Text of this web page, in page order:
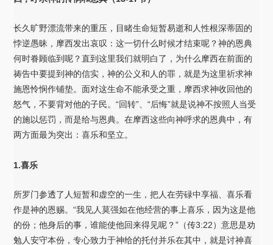
长久旷野漂流带来的重压，目睹生命短暂易逝和人性根深蒂固的
悖逆愚昧，摩西发出哀叹：这一切什么时候才结束呢？神的恩典
何时眷顾临到呢？直到这里我们就明白了，为什么摩西在前面的
祷告中要提到神的信实，神的公义和人的罪，就是为这里祈求神
施恩怜悯作铺垫。面对这生命不能承受之重，摩西求神收回他的
怒气，不要背对他的子民。“回转”、“后悔”就是说神不按照人当受
的施以惩罚，而是给与恩典。在摩西这些向神呼求的恩典中，有
两方面最为突出：喜乐和坚立。
1.喜乐
所罗门参透了人短暂和虚空的一生，把人在劳碌中享福、喜乐看
作是神的恩赐。“我见人莫强如在他经营的事上喜乐，因为这是他
的份；他身后的事，谁能使他回来得见呢？”（传3:22）意思是劝
勉人安守本份，专心致力于神给的托付并乐在其中，就是讨神喜